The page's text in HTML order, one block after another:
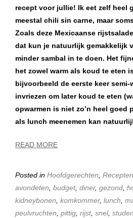
recept voor jullie! Ik eet zelf heel
meestal chili sin carne, maar
Zoals deze Mexicaanse
dat kun je natuurlijk gemakkelijk
minder sambal in te doen. Het
het zowel warm als koud te eten
bijvoorbeeld de eerste keer semi-
invriezen om later koud te eten
opwarmen is niet zo’n heel goed
als lunch meenemen kan
READ MORE
Posted in Hoofdgerechten, Recepten
avondeten, budget, diner, gezond,
kidneybonen, komkommer, lunch,
peulvruchten, pittig, rijst, snel,